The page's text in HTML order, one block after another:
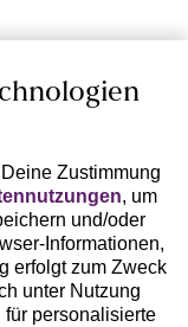
Zustimmung
, um
und/oder
Informationen,
erfolgt zum Zweck
unter Nutzung
personalisierte